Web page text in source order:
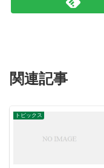
関連記事
トピックス